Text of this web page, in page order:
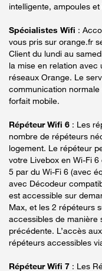
intelligente, ampoules
Spécialistes Wifi :
vous pris sur orange.fr
Client du lundi au
la mise en relation avec
réseaux Orange. Le
communication normale
forfait mobile.
Répéteur Wifi 6 : Les
nombre de répéteurs
logement. Le répéteur
votre Livebox en Wi-Fi
5 par du Wi-Fi 6 (avec
avec Décodeur
est accessible sur
Max, et les 2 répéteurs
accessibles de manière
précédente. L’accès
répéteurs accessibles
Répéteur Wifi 7 : Les